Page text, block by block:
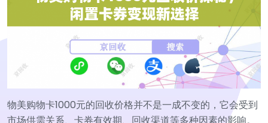
物美购物卡1000元的回收价格并不是一成不变的，它会受到